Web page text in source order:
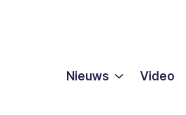
Nieuws Video